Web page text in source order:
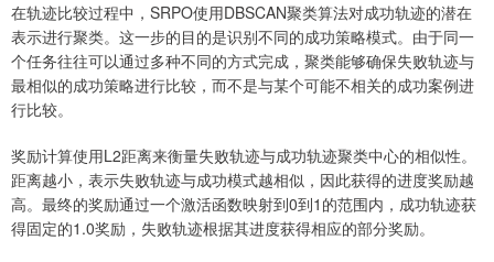
在轨迹比较过程中，SRPO使用DBSCAN聚类算法对成功轨迹的潜在
表示进行聚类。这一步的目的是识别不同的成功策略模式。由于同一
个任务往往可以通过多种不同的方式完成，聚类能够确保失败轨迹与
最相似的成功策略进行比较，而不是与某个可能不相关的成功案例进
行比较。
奖励计算使用L2距离来衡量失败轨迹与成功轨迹聚类中心的相似性。
距离越小，表示失败轨迹与成功模式越相似，因此获得的进度奖励越
高。最终的奖励通过一个激活函数映射到0到1的范围内，成功轨迹获
得固定的1.0奖励，失败轨迹根据其进度获得相应的部分奖励。